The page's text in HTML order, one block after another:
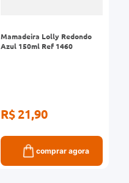
Mamadeira Lolly Redondo
Azul 150ml Ref 1460
R$ 21,90
comprar agora